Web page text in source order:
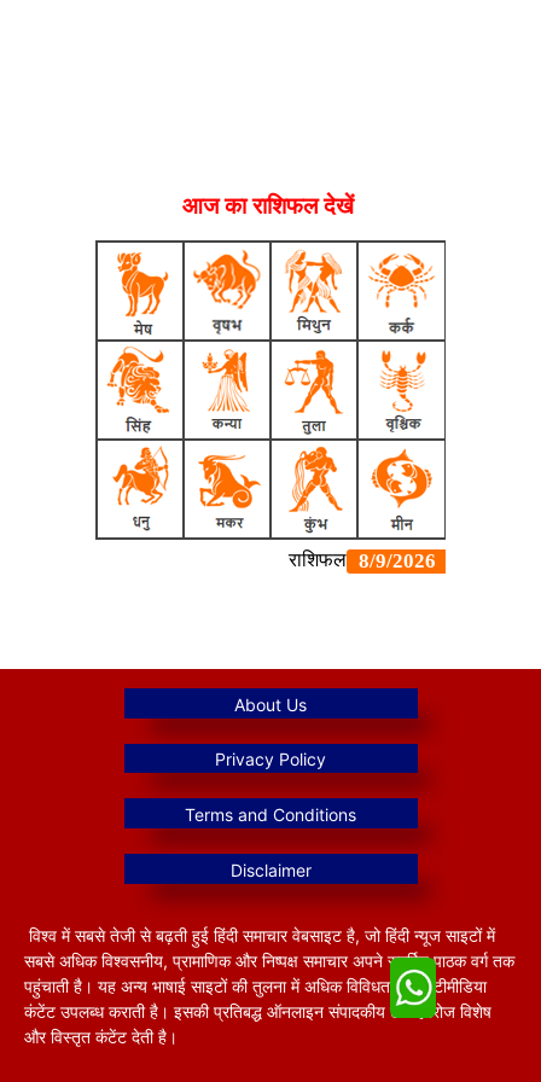
आज का राशिफल देखें
विश्व में सबसे तेजी से बढ़ती हुई हिंदी समाचार वेबसाइट है, जो हिंदी न्यूज साइटों में
सबसे अधिक विश्वसनीय, प्रामाणिक और निष्पक्ष समाचार अपने समर्पित पाठक वर्ग तक
पहुंचाती है। यह अन्य भाषाई साइटों की तुलना में अधिक विविधतापूर्ण मल्टीमीडिया
कंटेंट उपलब्ध कराती है। इसकी प्रतिबद्ध ऑनलाइन संपादकीय टीम हररोज विशेष
और विस्तृत कंटेंट देती है।